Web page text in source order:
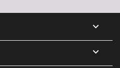

